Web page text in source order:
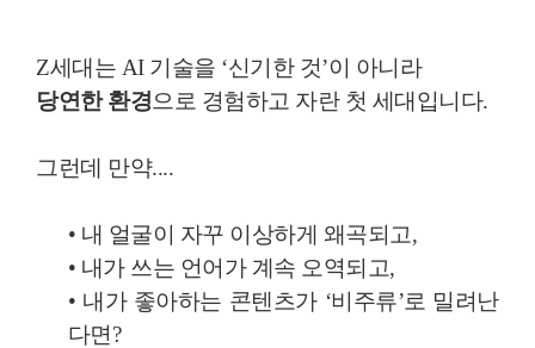
Z세대는 AI 기술을 ‘신기한 것’이 아니라
당연한 환경으로 경험하고 자란 첫 세대입니다.
그런데 만약....
• 내 얼굴이 자꾸 이상하게 왜곡되고,
• 내가 쓰는 언어가 계속 오역되고,
• 내가 좋아하는 콘텐츠가 ‘비주류’로 밀려난
다면?